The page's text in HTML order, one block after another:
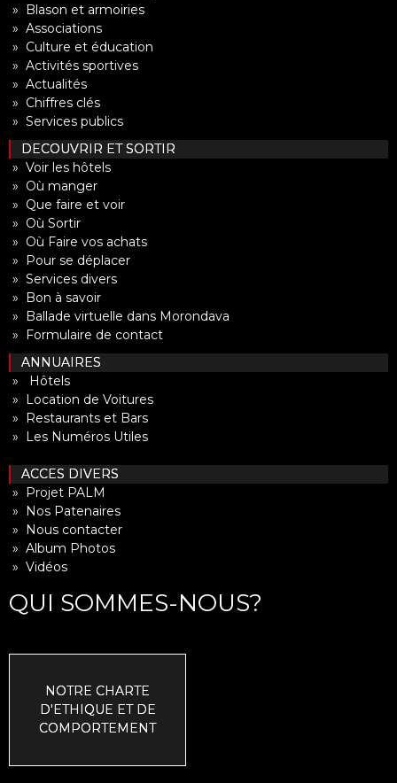
» Blason et armoiries
» Associations
» Culture et éducation
» Activités sportives
» Actualités
» Chiffres clés
» Services publics
DECOUVRIR ET SORTIR
» Voir les hôtels
» Où manger
» Que faire et voir
» Où Sortir
» Où Faire vos achats
» Pour se déplacer
» Services divers
» Bon à savoir
» Ballade virtuelle dans Morondava
» Formulaire de contact
ANNUAIRES
» Hôtels
» Location de Voitures
» Restaurants et Bars
» Les Numéros Utiles
ACCES DIVERS
» Projet PALM
» Nos Patenaires
» Nous contacter
» Album Photos
» Vidéos
QUI SOMMES-NOUS?
NOTRE CHARTE
D'ETHIQUE ET DE
COMPORTEMENT